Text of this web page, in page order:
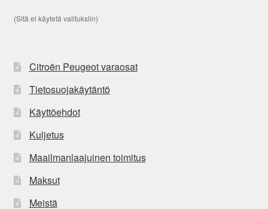
(Sitä ei käytetä valituksiin)
Citroën Peugeot varaosat
Tietosuojakäytäntö
Käyttöehdot
Kuljetus
Maailmanlaajuinen toimitus
Maksut
Meistä